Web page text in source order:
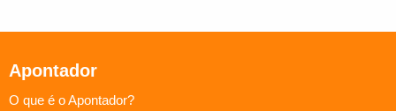
Apontador
O que é o Apontador?